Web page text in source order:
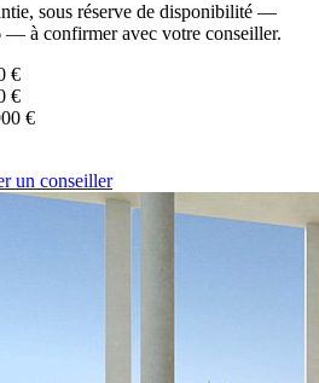
sous réserve de disponibilité —
— à confirmer avec votre conseiller.
€
€
€
un conseiller